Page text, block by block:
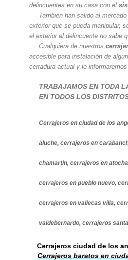
delincuentes en su casa con el
También han salido al
exterior que se pueda manipular,
el exterior el delincuente no sabe
Cualquiera de nuestros
accesible para instalación de
cerradura actual y le
TRABAJAMOS EN TODA
EN TODOS LOS
Cerrajeros en ciudad de los
aluche, cerrajeros en
chamartin, cerrajeros en
cerrajeros en pueblo nuevo,
cerrajeros en vallecas villa,
valdebernardo, cerrajeros
Cerrajeros ciudad de los
Cerrajeros baratos en